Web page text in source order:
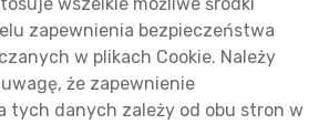
zapewnienia bezpieczeństwa
w plikach Cookie. Należy
że zapewnienie
tych danych zależy od obu stron w